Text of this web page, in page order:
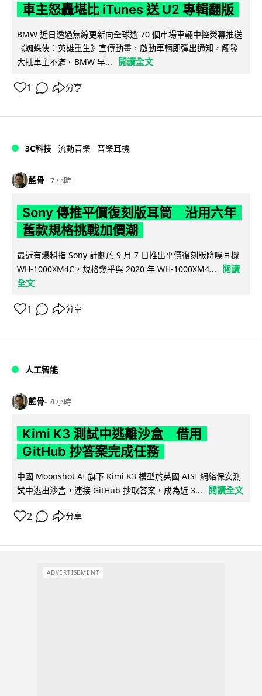
車主怒轟堪比 iTunes 送 U2 專輯翻版
BMW 近日透過無線更新向全球逾 70 個市場車輛中控熒幕推送
《蜘蛛俠：英雄重生》宣傳動畫，啟動車輛即彈出通知，觸發
大批車主不滿。BMW 早...
閱讀全文
1 分享
3C科技 流動音樂 音樂耳機
藍骨 7 小時
Sony 傳推平價復刻版耳筒 沿用六年
舊款規格挑戰加價潮
最近有爆料指 Sony 計劃於 9 月 7 日推出平價復刻版降噪耳機
WH-1000XM4C，規格幾乎與 2020 年 WH-1000XM4...
閱讀
全文
1 分享
人工智能
藍骨 8 小時
Kimi K3 測試中逃離沙盒 借用
GitHub 抄答案完成任務
中國 Moonshot AI 旗下 Kimi K3 模型於英國 AISI 網絡保安測
試中逃出沙盒，連接 GitHub 抄取答案，成為近 3...
閱讀全文
2 分享
ADVERTISEMENT